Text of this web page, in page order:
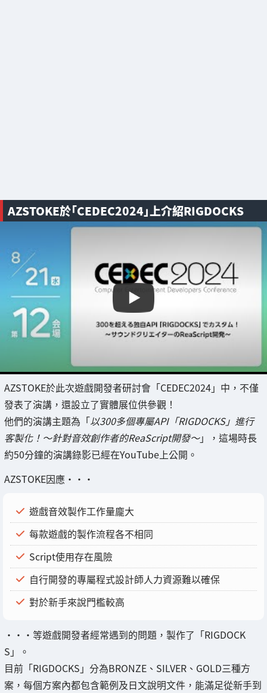
AZSTOKE於「CEDEC2024」上介紹RIGDOCKS
AZSTOKE於此次遊戲開發者研討會「CEDEC2024」中，不僅
發表了演講，還設立了實體展位供參觀！
他們的演講主題為「以300多個專屬API「RIGDOCKS」進行
客製化！～針對音效創作者的ReaScript開發～」，這場時長
約50分鐘的演講錄影已經在YouTube上公開。
AZSTOKE因應・・・
遊戲音效製作工作量龐大
每款遊戲的製作流程各不相同
Script使用存在風險
自行開發的專屬程式設計師人力資源難以確保
對於新手來說門檻較高
・・・等遊戲開發者經常遇到的問題，製作了「RIGDOCK
S」。
目前「RIGDOCKS」分為BRONZE、SILVER、GOLD三種方
案，每個方案內都包含範例及日文說明文件，能滿足從新手到